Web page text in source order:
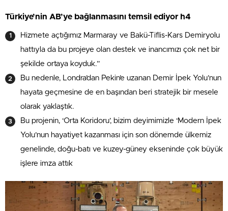
Türkiye’nin AB’ye bağlanmasını temsil ediyor h4
Hizmete açtığımız Marmaray ve Bakü-Tiflis-Kars Demiryolu
hattıyla da bu projeye olan destek ve inancımızı çok net bir
şekilde ortaya koyduk.”
Bu nedenle, Londra’dan Pekin’e uzanan Demir İpek Yolu’nun
hayata geçmesine de en başından beri stratejik bir mesele
olarak yaklaştık.
Bu projenin, ‘Orta Koridoru’, bizim deyimimizle ‘Modern İpek
Yolu’nun hayatiyet kazanması için son dönemde ülkemiz
genelinde, doğu-batı ve kuzey-güney ekseninde çok büyük
işlere imza attık